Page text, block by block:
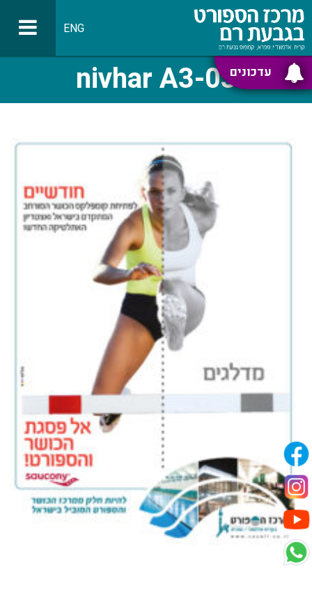
עדכונים
ENG
nivhar A3-03